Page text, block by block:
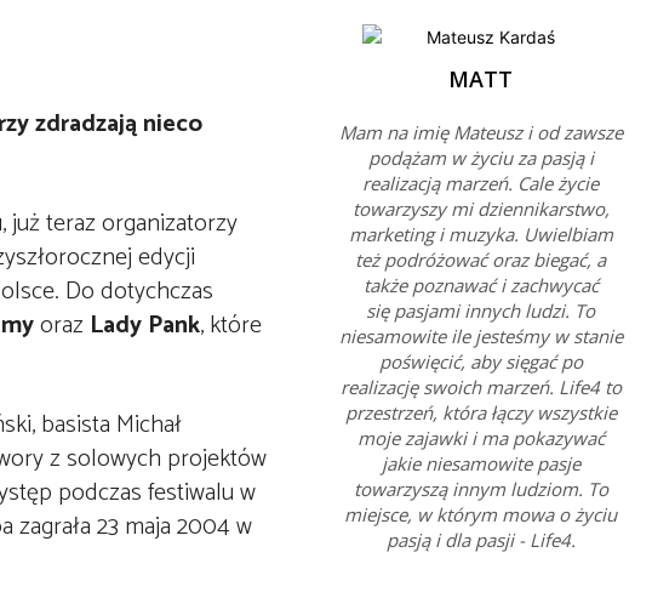
zdradzają nieco
już teraz organizatorzy
edycji
Do dotychczas
oraz Lady Pank, które
basista Michał
z solowych projektów
podczas festiwalu w
zagrała 23 maja 2004 w
MATT
Mam na imię Mateusz i od zawsze
podążam w życiu za pasją i
realizacją marzeń. Cale życie
towarzyszy mi dziennikarstwo,
marketing i muzyka. Uwielbiam
też podróżować oraz biegać, a
także poznawać i zachwycać
się pasjami innych ludzi. To
niesamowite ile jesteśmy w stanie
poświęcić, aby sięgać po
realizację swoich marzeń. Life4 to
przestrzeń, która łączy wszystkie
moje zajawki i ma pokazywać
jakie niesamowite pasje
towarzyszą innym ludziom. To
miejsce, w którym mowa o życiu
pasją i dla pasji - Life4.